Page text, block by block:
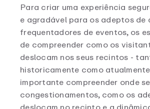
Para criar uma experiência
e agradável para os adeptos de
frequentadores de eventos, os
de compreender como os
deslocam nos seus recintos -
historicamente como
importante compreender onde
congestionamentos, como os